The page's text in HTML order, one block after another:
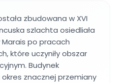
zbudowana w XVI
szlachta osiedliała
Marais po pracach
które uczyniły obszar
Budynek
znacznej przemiany